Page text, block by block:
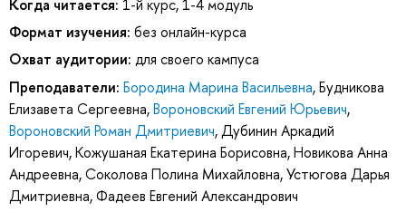
Когда читается: 1-й курс, 1-4 модуль
Формат изучения: без онлайн-курса
Охват аудитории: для своего кампуса
Преподаватели: Бородина Марина Васильевна,Будникова
Елизавета Сергеевна,Вороновский Евгений Юрьевич,
Вороновский Роман Дмитриевич,Дубинин Аркадий
Игоревич,Кожушаная Екатерина Борисовна,Новикова Анна
Андреевна,Соколова Полина Михайловна,Устюгова Дарья
Дмитриевна,Фадеев Евгений Александрович